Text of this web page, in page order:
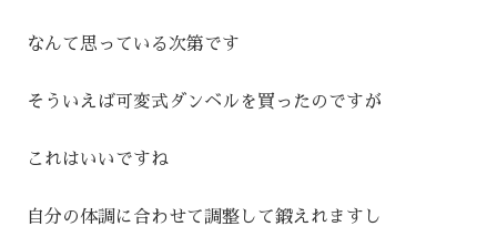
なんて思っている次第です
そういえば可変式ダンベルを買ったのですが
これはいいですね
自分の体調に合わせて調整して鍛えれますし